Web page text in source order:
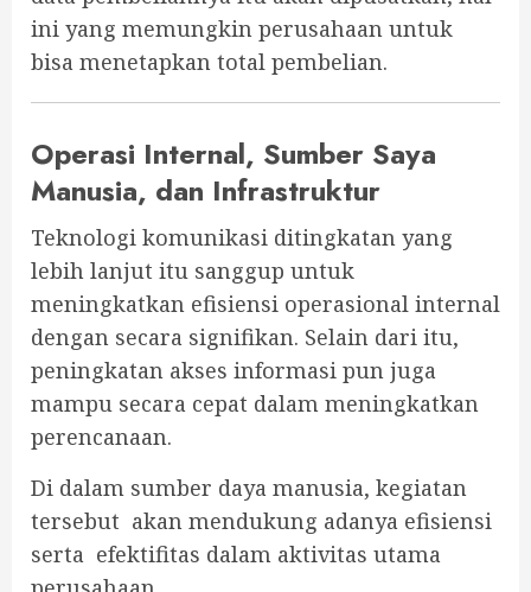
ini yang memungkin perusahaan untuk
bisa menetapkan total pembelian.
Operasi Internal, Sumber Saya
Manusia, dan Infrastruktur
Teknologi komunikasi ditingkatan yang
lebih lanjut itu sanggup untuk
meningkatkan efisiensi operasional internal
dengan secara signifikan. Selain dari itu,
peningkatan akses informasi pun juga
mampu secara cepat dalam meningkatkan
perencanaan.
Di dalam sumber daya manusia, kegiatan
tersebut akan mendukung adanya efisiensi
serta efektifitas dalam aktivitas utama